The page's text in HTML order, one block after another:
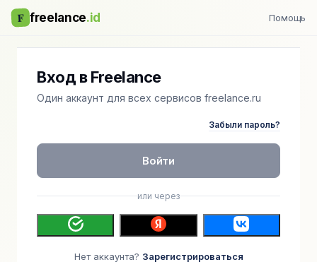
F freelance.id Помощь
Вход в Freelance
Один аккаунт для всех сервисов freelance.ru
Забыли пароль?
Войти
или через
Нет аккаунта? Зарегистрироваться